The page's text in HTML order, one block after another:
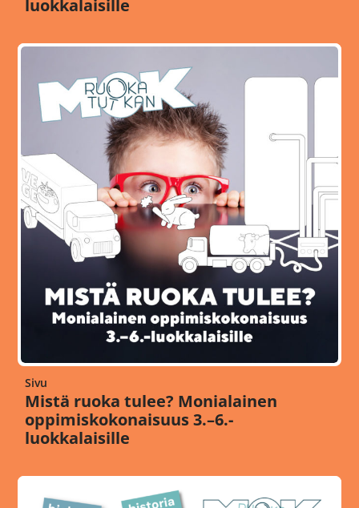
luokkalaisille
Sivu
Mistä ruoka tulee? Monialainen
oppimiskokonaisuus 3.–6.-
luokkalaisille